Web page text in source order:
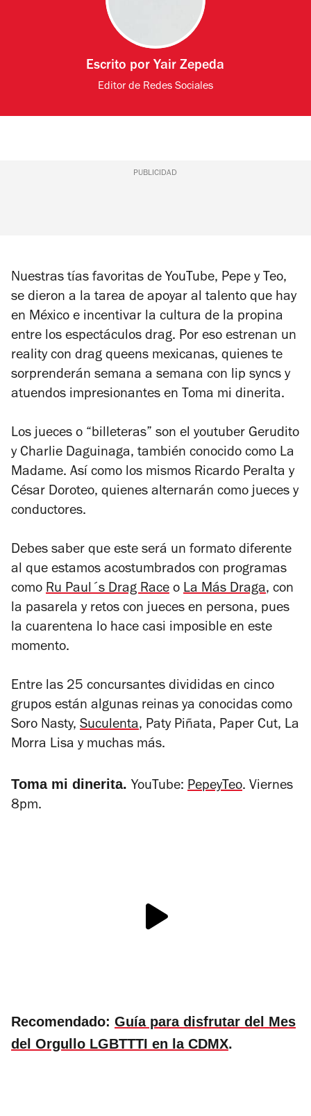
Escrito por Yair Zepeda
Editor de Redes Sociales
PUBLICIDAD
Nuestras tías favoritas de YouTube, Pepe y Teo,
se dieron a la tarea de apoyar al talento que hay
en México e incentivar la cultura de la propina
entre los espectáculos drag. Por eso estrenan un
reality con drag queens mexicanas, quienes te
sorprenderán semana a semana con lip syncs y
atuendos impresionantes en Toma mi dinerita.
Los jueces o “billeteras” son el youtuber Gerudito
y Charlie Daguinaga, también conocido como La
Madame. Así como los mismos Ricardo Peralta y
César Doroteo, quienes alternarán como jueces y
conductores.
Debes saber que este será un formato diferente
al que estamos acostumbrados con programas
como Ru Paul´s Drag Race o La Más Draga, con
la pasarela y retos con jueces en persona, pues
la cuarentena lo hace casi imposible en este
momento.
Entre las 25 concursantes divididas en cinco
grupos están algunas reinas ya conocidas como
Soro Nasty, Suculenta, Paty Piñata, Paper Cut, La
Morra Lisa y muchas más.
Toma mi dinerita. YouTube: PepeyTeo. Viernes
8pm.
Recomendado: Guía para disfrutar del Mes
del Orgullo LGBTTTI en la CDMX.